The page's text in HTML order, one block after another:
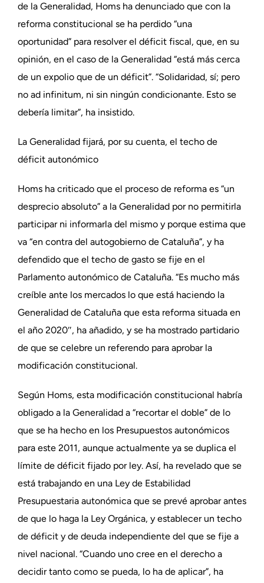
de la Generalidad, Homs ha denunciado que con la
reforma constitucional se ha perdido “una
oportunidad” para resolver el déficit fiscal, que, en su
opinión, en el caso de la Generalidad “está más cerca
de un expolio que de un déficit”. “Solidaridad, sí; pero
no ad infinitum, ni sin ningún condicionante. Esto se
debería limitar”, ha insistido.
La Generalidad fijará, por su cuenta, el techo de
déficit autonómico
Homs ha criticado que el proceso de reforma es “un
desprecio absoluto” a la Generalidad por no permitirla
participar ni informarla del mismo y porque estima que
va “en contra del autogobierno de Cataluña”, y ha
defendido que el techo de gasto se fije en el
Parlamento autonómico de Cataluña. “Es mucho más
creíble ante los mercados lo que está haciendo la
Generalidad de Cataluña que esta reforma situada en
el año 2020″, ha añadido, y se ha mostrado partidario
de que se celebre un referendo para aprobar la
modificación constitucional.
Según Homs, esta modificación constitucional habría
obligado a la Generalidad a “recortar el doble” de lo
que se ha hecho en los Presupuestos autonómicos
para este 2011, aunque actualmente ya se duplica el
límite de déficit fijado por ley. Así, ha revelado que se
está trabajando en una Ley de Estabilidad
Presupuestaria autonómica que se prevé aprobar antes
de que lo haga la Ley Orgánica, y establecer un techo
de déficit y de deuda independiente del que se fije a
nivel nacional. “Cuando uno cree en el derecho a
decidir tanto como se pueda, lo ha de aplicar”, ha